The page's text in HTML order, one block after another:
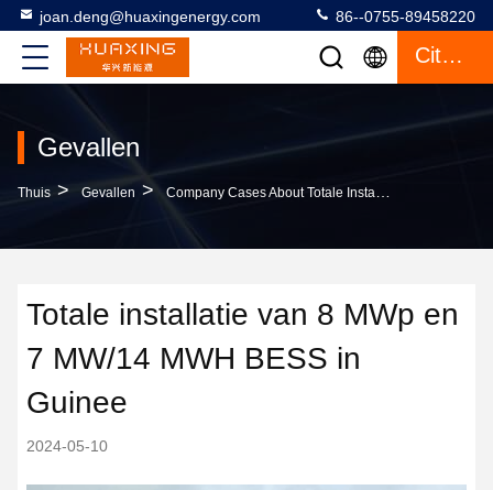
joan.deng@huaxingenergy.com 86--0755-89458220
Citaat
Gevallen
Thuis > Gevallen > Company Cases About Totale Installatie Van 8 MWp En 7 MW/14 MWH BESS In Guinee
Totale installatie van 8 MWp en
7 MW/14 MWH BESS in
Guinee
2024-05-10